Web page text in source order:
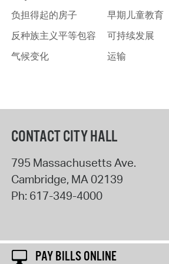
负担得起的房子
反种族主义平等包容
气候变化
早期儿童教育
可持续发展
运输
CONTACT CITY HALL
795 Massachusetts Ave.
Cambridge, MA02139
Ph: 617-349-4000
PAY BILLS ONLINE